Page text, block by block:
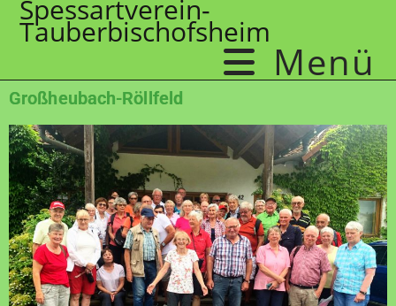
Spessartverein-
Tauberbischofsheim
Menü
Großheubach-Röllfeld